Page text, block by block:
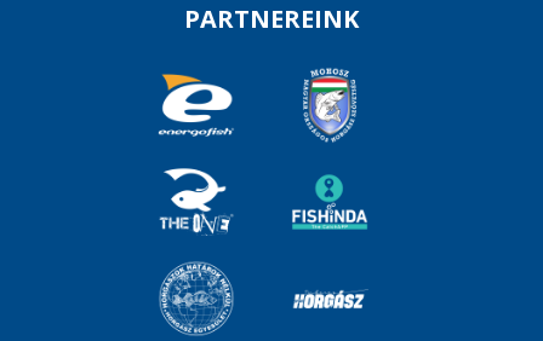
PARTNEREINK